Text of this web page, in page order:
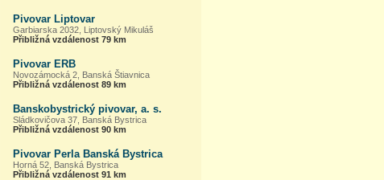
Pivovar Liptovar
Garbiarska 2032, Liptovský Mikuláš
Přibližná vzdálenost 79 km
Pivovar ERB
Novozámocká 2, Banská Štiavnica
Přibližná vzdálenost 89 km
Banskobystrický pivovar, a. s.
Sládkovičova 37, Banská Bystrica
Přibližná vzdálenost 90 km
Pivovar Perla Banská Bystrica
Horná 52, Banská Bystrica
Přibližná vzdálenost 91 km